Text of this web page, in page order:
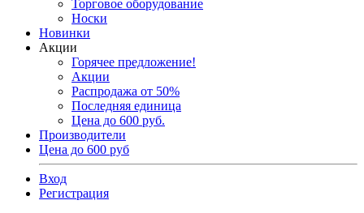
Торговое оборудование
Носки
Новинки
Акции
Горячее предложение!
Акции
Распродажа от 50%
Последняя единица
Цена до 600 руб.
Производители
Цена до 600 руб
Вход
Регистрация